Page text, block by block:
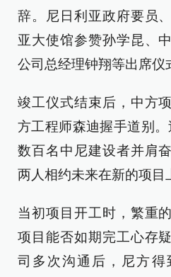
辞。尼日利亚政府要员
亚大使馆参赞孙学昆、
公司总经理钟翔等出席仪
竣工仪式结束后，中方
方工程师森迪握手道别
数百名中尼建设者并肩
两人相约未来在新的项目
当初项目开工时，繁重
项目能否如期完工心存
司多次沟通后，尼方